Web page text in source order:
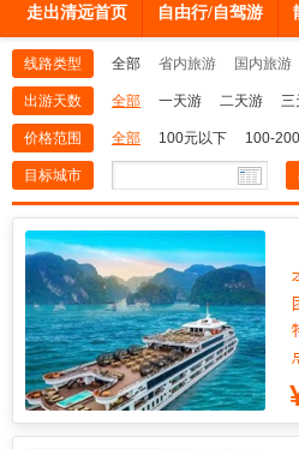
走出清远首页 自由行/自驾游
线路类型 全部 省内旅游 国内旅游
出游天数 全部 一天游 二天游 三
价格范围 全部 100元以下 100-
目标城市